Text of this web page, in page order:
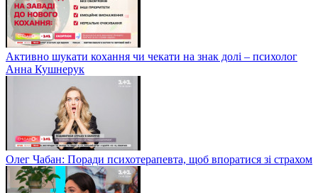
Активно шукати кохання чи чекати на знак долі – психолог
Анна Кушнерук
Олег Чабан: Поради психотерапевта, щоб впоратися зі страхом